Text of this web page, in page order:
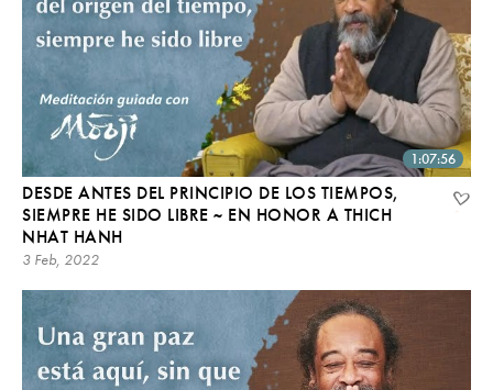
1:07:56
DESDE ANTES DEL PRINCIPIO DE LOS TIEMPOS,
SIEMPRE HE SIDO LIBRE ~ EN HONOR A THICH
NHAT HANH
3 Feb, 2022